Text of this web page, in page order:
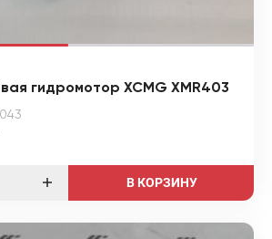
гидромотор XCMG XMR403
В КОРЗИНУ